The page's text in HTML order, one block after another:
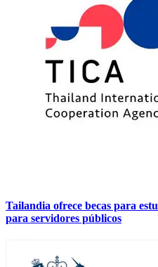
Tailandia ofrece becas para
para servidores públicos